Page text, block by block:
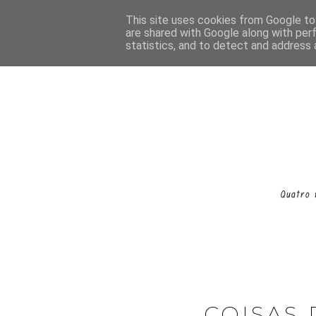
This site uses cookies from Google
are shared with Google along with
statistics, and to detect and address